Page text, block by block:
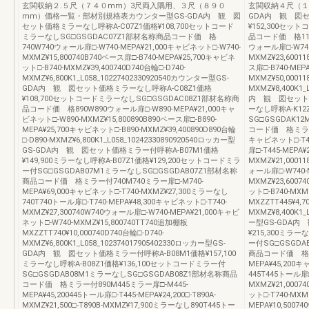
玄関収納２.５尺（７４０mm）3尺両入隅用、３尺（８９０
mm）価格一覧・部材別規格表カウンター型GS-GDA内 観 図
セット価格ミラーなし呼称A-C07Z1価格¥108,700セットコード
ミラーなしSG□GSGDAC07Z1部材名称商品コード価 格
740W740ウォール扉□-W740-MEPA¥21,000キャビネット□-W740-
MXMZ¥15,800740B740ベース扉□-B740-MEPA¥25,700キャビネ
ット□-B740-MXMZ¥39,400740D740台輪□-D740-
MXMZ¥6,800K1_L058_10227402330920540カウンター型GS-
GDA内 観 図セット価格ミラーなし呼称A-C08Z1価格
¥108,700セットコードミラーなしSG□GSGDAC08Z1部材名称商
品コード価 格890W890ウォール扉□-W890-MEPA¥21,000キャ
ビネット□-W890-MXMZ¥15,800890B890ベース扉□-B890-
MEPA¥25,700キャビネット□-B890-MXMZ¥39,400890D890台輪
□-D890-MXMZ¥6,800K1_L058_10242330890920540ロッカー型
GS-GDA内 観 図セット価格ミラー付呼称A-B07M1価格
¥149,900ミラーなし呼称A-B07Z1価格¥129,200セットコードミラ
ー付SG□GSGDAB07M1ミラーなしSG□GSGDAB07Z1部材名称
商品コード価 格ミラー付740M740ミラー扉□-M740-
MEPA¥69,000キャビネット□-T740-MXMZ¥27,300ミラーなし
740T740トール扉□-T740-MEPA¥48,300キャビネット□-T740-
MXMZ¥27,300740W740ウォール扉□-W740-MEPA¥21,000キャビ
ネット□-W740-MXMZ¥15,800740TT740追加棚板
MXZZTT740¥10,000740D740台輪□-D740-
MXMZ¥6,800K1_L058_102374017905402330ロッカー型GS-
GDA内 観 図セット価格ミラー付呼称A-B08M1価格¥157,100
ミラーなし呼称A-B08Z1価格¥136,100セットコードミラー付
SG□GSGDAB08M1ミラーなしSG□GSGDAB08Z1部材名称商品
コード価 格ミラー付890M445ミラー扉□-M445-
MEPA¥45,200445トール扉□-T445-MEPA¥24,200□-T890A-
MXMZ¥21,500□-T890B-MXMZ¥17,900ミラーなし890T445トー
玄関収納４尺（
GDA内 観 図セ
¥152,300セット
品コード価 格
ウォール扉□-
ス扉□-B740-
内 観 図セット
ーなし呼称A-
コード価 格ミラ
キャビネット□-
扉□-T445-
ォール扉□-
ット□-B740-
ー型GS-GDA内
¥215,300ミラー
ー付
商品コード価 格
MEPA¥45,200キ
445T445トール
ット□-T740-